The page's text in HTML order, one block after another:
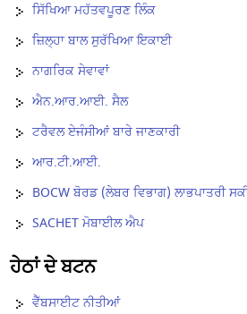
ਸਿੱਖਿਆ ਮਹੱਤਵਪੂਰਣ ਲਿੰਕ
ਜ਼ਿਲ੍ਹਾ ਬਾਲ ਸੁਰੱਖਿਆ ਇਕਾਈ
ਨਾਗਰਿਕ ਸੇਵਾਵਾਂ
ਐਨ.ਆਰ.ਆਈ. ਸੈਲ
ਟਰੈਵਲ ਏਜੰਸੀਆਂ ਬਾਰੇ ਜਾਣਕਾਰੀ
ਆਰ.ਟੀ.ਆਈ.
BOCW ਬੋਰਡ (ਲੇਬਰ ਵਿਭਾਗ) ਲਾਭਪਾਤਰੀ
SACHET ਮੋਬਾਈਲ ਐਪ
ਹੇਠਾਂ ਦੇ ਬਟਨ
ਵੈੱਬਸਾਈਟ ਨੀਤੀਆਂ